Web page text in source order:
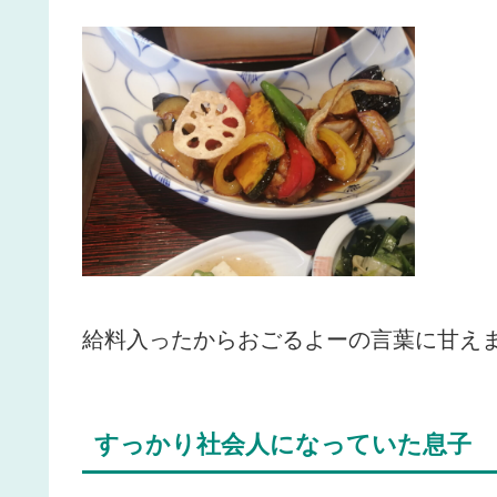
給料入ったからおごるよーの言葉に甘え
すっかり社会人になっていた息子